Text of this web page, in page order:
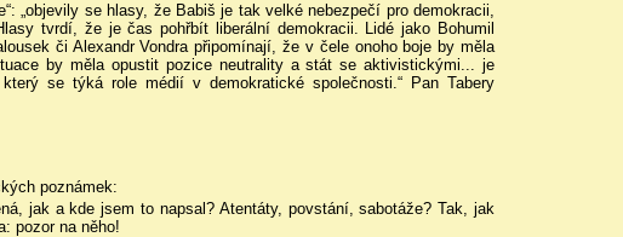
„objevily se hlasy, že Babiš je tak velké nebezpečí pro demokracii,
tvrdí, že je čas pohřbít liberální demokracii. Lidé jako Bohumil
či Alexandr Vondra připomínají, že v čele onoho boje by měla
by měla opustit pozice neutrality a stát se aktivistickými... je
se týká role médií v demokratické společnosti.“ Pan Tabery
poznámek:
jak a kde jsem to napsal? Atentáty, povstání, sabotáže? Tak, jak
pozor na něho!